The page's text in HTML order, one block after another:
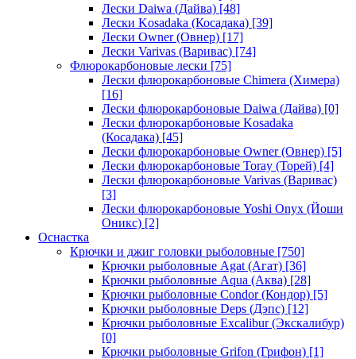
Лески Daiwa (Дайва) [48]
Лески Kosadaka (Косадака) [39]
Лески Owner (Овнер) [17]
Лески Varivas (Варивас) [74]
Флюрокарбоновые лески [75]
Лески флюрокарбоновые Chimera (Химера)
[16]
Лески флюрокарбоновые Daiwa (Дайва) [0]
Лески флюрокарбоновые Kosadaka
(Косадака) [45]
Лески флюрокарбоновые Owner (Овнер) [5]
Лески флюрокарбоновые Toray (Торей) [4]
Лески флюрокарбоновые Varivas (Варивас)
[3]
Лески флюрокарбоновые Yoshi Onyx (Йоши
Оникс) [2]
Оснастка
Крючки и джиг головки рыболовные [750]
Крючки рыболовные Agat (Агат) [36]
Крючки рыболовные Aqua (Аква) [28]
Крючки рыболовные Condor (Кондор) [5]
Крючки рыболовные Deps (Дэпс) [12]
Крючки рыболовные Excalibur (Экскалибур)
[0]
Крючки рыболовные Grifon (Грифон) [1]